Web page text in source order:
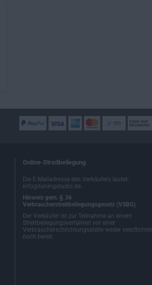
Online-Streitbeilegung
Die E-Mailadresse des Verkäufers lautet:
info@tuningstudio.de.
Hinweis gem. § 36
Verbraucherstreitbeilegungsgesetz (VSBG)
Der Verkäufer ist zur Teilnahme an einem
Streitbeilegungsverfahren vor einer
Verbraucherschlichtungsstelle weder verpflichtet
noch bereit.